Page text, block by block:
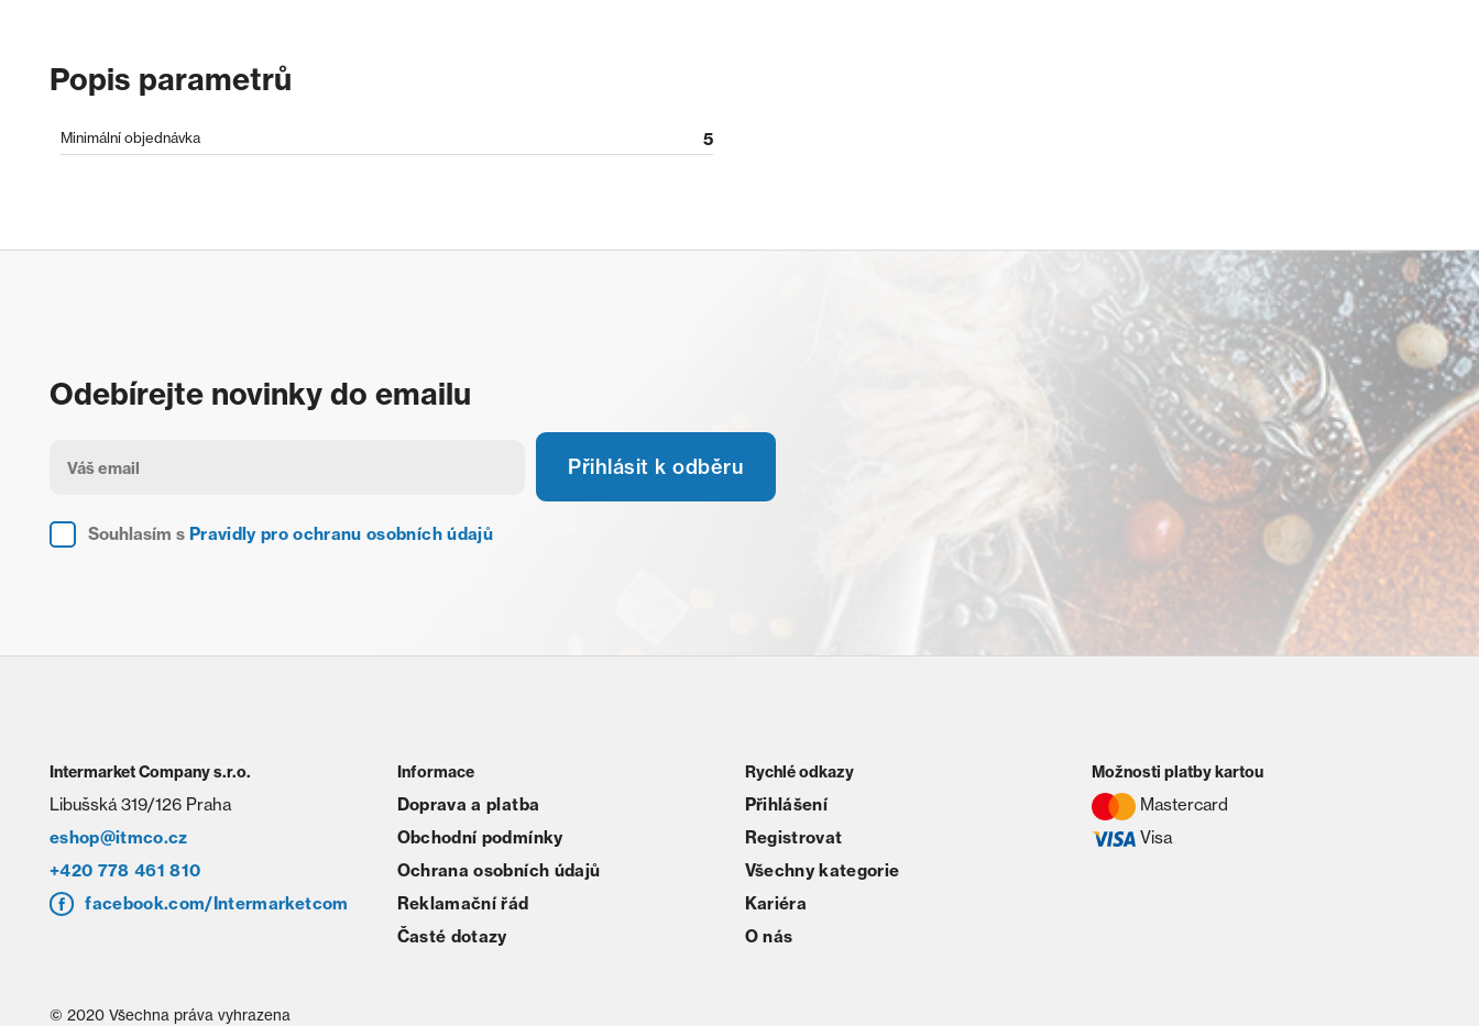
Popis parametrů
Minimální objednávka 5
Odebírejte novinky do emailu
Souhlasím s Pravidly pro ochranu osobních údajů
Přihlásit k odběru
Intermarket Company s.r.o.
Libušská 319/126 Praha
eshop@itmco.cz
+420 778 461 810
facebook.com/Intermarketcom
Informace
Doprava a platba
Obchodní podmínky
Ochrana osobních údajů
Reklamační řád
Časté dotazy
Rychlé odkazy
Přihlášení
Registrovat
Všechny kategorie
Kariéra
O nás
Možnosti platby kartou
Mastercard
Visa
© 2020 Všechna práva vyhrazena